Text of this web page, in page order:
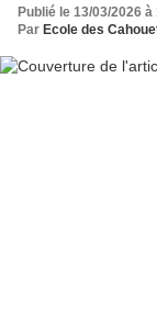
Publié le 13/03/2026 à
Par Ecole des